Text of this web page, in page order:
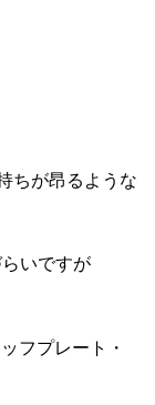
ちが昂るような
いですが
フプレート・